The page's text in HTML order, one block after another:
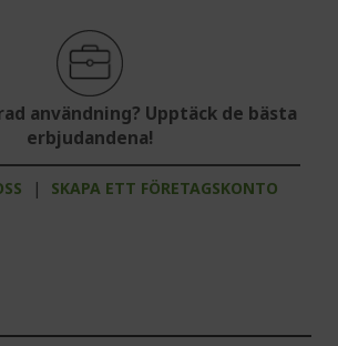
användning? Upptäck de bästa
erbjudandena!
| SKAPA ETT FÖRETAGSKONTO